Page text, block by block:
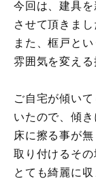
今回は、建具
させて頂きまし
また、框戸と
雰囲気を変え
ご自宅が傾い
いたので、傾
床に擦る事が無
取り付けるそ
とても綺麗に